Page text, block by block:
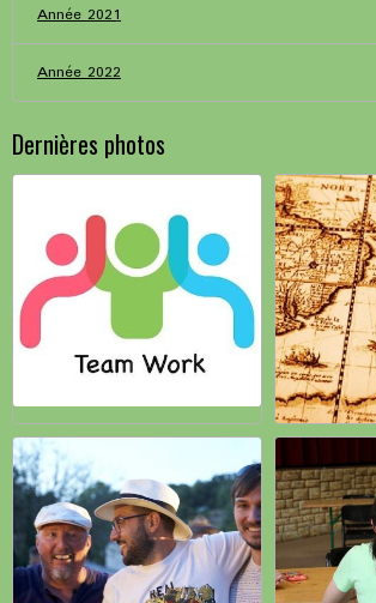
Année 2021
Année 2022
Dernières photos